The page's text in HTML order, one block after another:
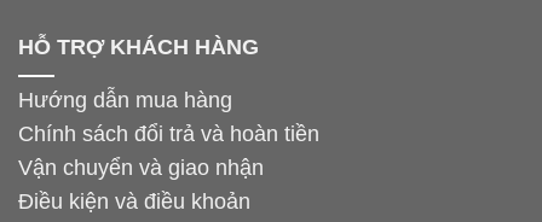
HỖ TRỢ KHÁCH HÀNG
Hướng dẫn mua hàng
Chính sách đổi trả và hoàn tiền
Vận chuyển và giao nhận
Điều kiện và điều khoản